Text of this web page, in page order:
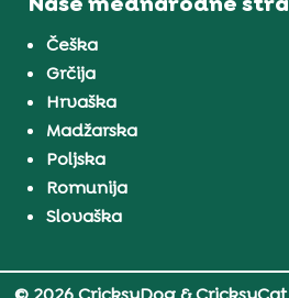
Češka
Grčija
Hrvaška
Madžarska
Poljska
Romunija
Slovaška